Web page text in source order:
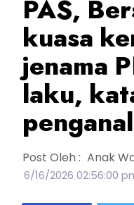
PAS,
kuasa
jenama
laku,
Post Oleh : Anak
6/16/2026 02:56:00